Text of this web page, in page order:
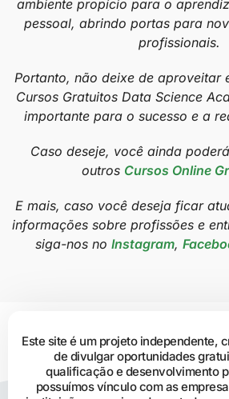
ambiente propício para o
pessoal, abrindo portas para
profissionais.
Portanto, não deixe de aproveitar
Cursos Gratuitos Data Science
importante para o sucesso e a
Caso deseje, você ainda
outros Cursos Online
E mais, caso você deseja ficar
informações sobre profissões e
siga-nos no Instagram,
Este site é um projeto independente,
de divulgar oportunidades
qualificação e desenvolvimento
possuímos vínculo com as